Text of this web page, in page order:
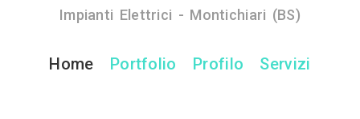
Impianti Elettrici - Montichiari (BS)
Home Portfolio Profilo Servizi